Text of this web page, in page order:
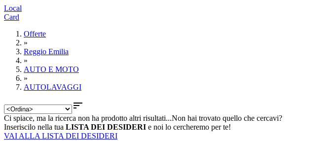
Local
Card
Offerte
»
Reggio Emilia
»
AUTO E MOTO
»
AUTOLAVAGGI

Ci spiace, ma la ricerca non ha prodotto altri risultati...Non hai trovato quello che cercavi?
Inseriscilo nella tua LISTA DEI DESIDERI e noi lo cercheremo per te!
VAI ALLA LISTA DEI DESIDERI